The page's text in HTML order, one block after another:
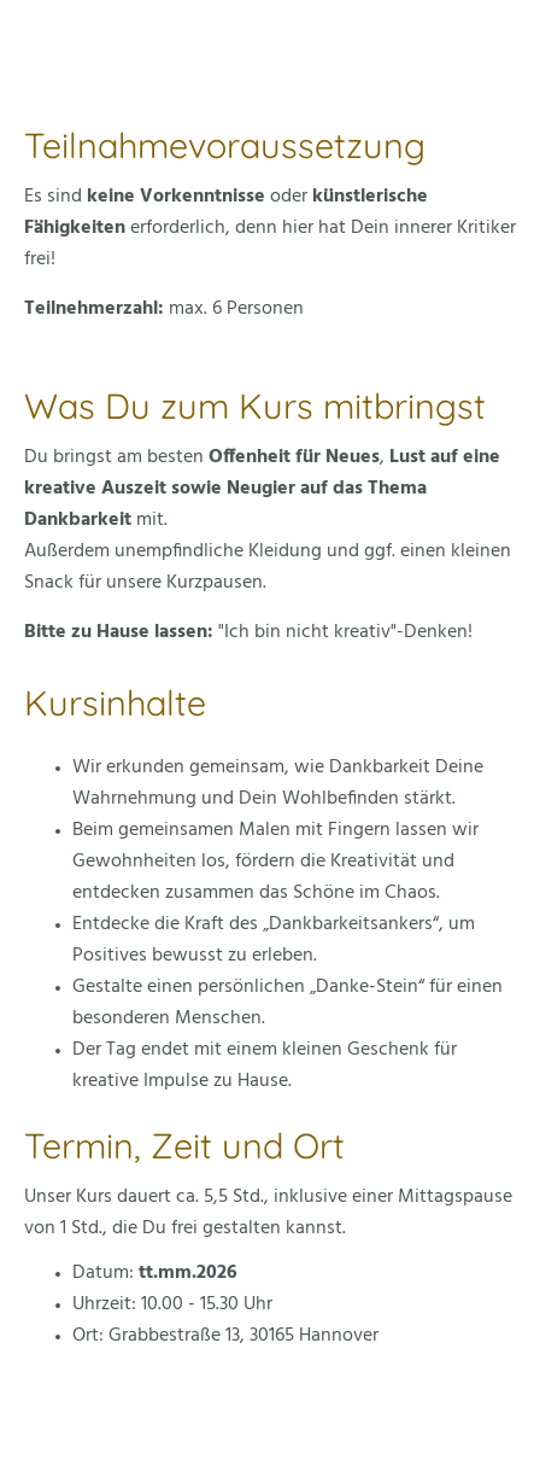
Teilnahmevoraussetzung
Es sind keine Vorkenntnisseoderkünstlerische
Fähigkeitenerforderlich, denn hier hat Dein innerer Kritiker
frei!
Teilnehmerzahl: max. 6 Personen
Was Du zum Kurs mitbringst
Du bringst am bestenOffenheit für Neues, Lust auf eine
kreative Auszeit sowie Neugier auf das Thema
Dankbarkeitmit.
Außerdem unempfindliche Kleidung und ggf. einen kleinen
Snack für unsere Kurzpausen.
Bitte zu Hause lassen:"Ich bin nicht kreativ"-Denken!
Kursinhalte
Wir erkunden gemeinsam, wie Dankbarkeit Deine
Wahrnehmung und Dein Wohlbefinden stärkt.
Beim gemeinsamen Malen mit Fingern lassen wir
Gewohnheiten los, fördern die Kreativität und
entdecken zusammen das Schöne im Chaos.
Entdecke die Kraft des „Dankbarkeitsankers“, um
Positives bewusst zu erleben.
Gestalte einen persönlichen „Danke-Stein“ für einen
besonderen Menschen.
Der Tag endet mit einem kleinen Geschenk für
kreative Impulse zu Hause.
Termin, Zeit und Ort
Unser Kurs dauert ca. 5,5 Std., inklusive einer Mittagspause
von 1 Std., die Du frei gestalten kannst.
Datum:tt.mm.2026
Uhrzeit: 10.00 - 15.30 Uhr
Ort: Grabbestraße 13, 30165 Hannover